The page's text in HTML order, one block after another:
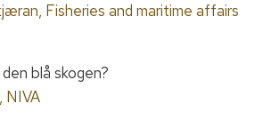
Fisheries and maritime affairs
blå skogen?
NIVA